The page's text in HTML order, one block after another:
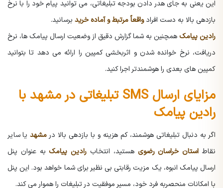
این یعنی به جای هدر دادن بودجه تبلیغاتی، می توانید پیام خود را با نرخ
بازدهی بالا به دست افرادواقعاً مرتبط و آماده خرید برسانید.
رادین پیامک همچنین به شما گزارش دقیق از وضعیت ارسال پیامک ها، نرخ
دریافت، نرخ خوانده شدن و اثربخشی کمپین را ارائه می دهد تا بتوانید
کمپین های بعدی را هوشمندتر اجرا کنید.
مزایای ارسال SMS تبلیغاتی در مشهد با
رادین پیامک
اگر به دنبال تبلیغاتی هوشمند، کم هزینه و با بازدهی بالا در مشهد یا سایر
نقاط استان خراسان رضوی هستید، انتخاب رادین پیامک به عنوان پنل
ارسال پیامک انبوه، یک مزیت رقابتی بی نظیر برای شما خواهد بود. این پنل
با امکانات منحصربه فرد خود، مسیر موفقیت در تبلیغات را هموار می کند.